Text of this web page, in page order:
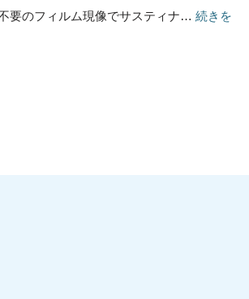
要のフィルム現像でサスティナ… 続きを